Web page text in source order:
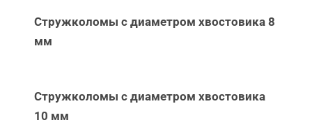
Стружколомы с диаметром хвостовика 8
мм
Стружколомы с диаметром хвостовика
10 мм